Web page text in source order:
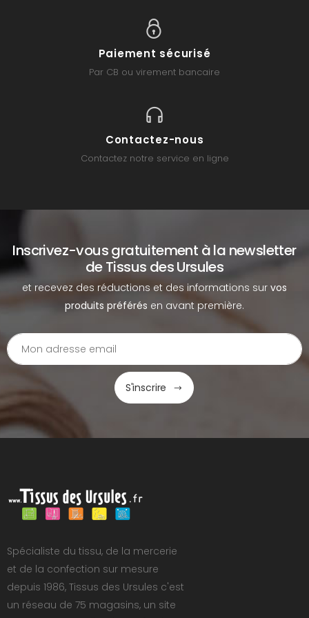
Paiement sécurisé
Par CB ou virement bancaire
Contactez-nous
Contactez notre service en ligne
Inscrivez-vous gratuitement à la newsletter
de Tissus des Ursules
et recevez des réductions et des informations sur vos
produits préférés en avant première.
S'inscrire
Spécialiste du tissu, de la mercerie
et de la confection sur mesure
depuis 1986, Tissus des Ursules c'est
un réseau de 75 magasins, un site